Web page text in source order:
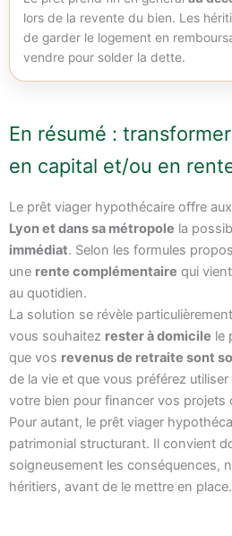
lors de la revente du bien. Les
de garder le logement en
vendre pour solder la dette.
En résumé :
en capital et/ou en
Le prêt viager hypothécaire offre aux
Lyon et dans sa métropole la
immédiat. Selon les formules
une rente complémentaire qui
au quotidien.
La solution se révèle
vous souhaitez rester à domicile le
que vos revenus de retraite sont
de la vie et que vous préférez
votre bien pour financer vos projets
Pour autant, le prêt viager
patrimonial structurant. Il convient
soigneusement les conséquences,
héritiers, avant de le mettre en place.